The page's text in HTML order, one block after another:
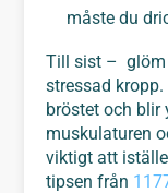
måste du
Till sist – glöm
stressad
bröstet och blir
muskulaturen
viktigt att
tipsen från